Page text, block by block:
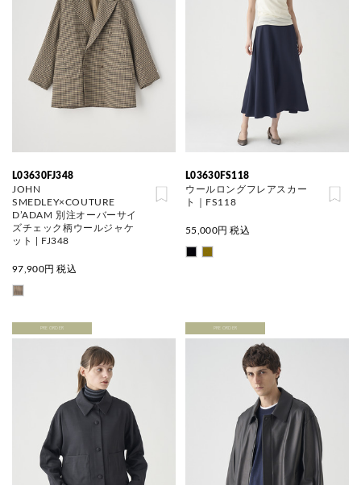
L03630FJ348
JOHN
SMEDLEY×COUTURE
D’ADAM 別注オーバーサイ
ズチェック柄ウールジャケ
ット | FJ348
97,900円 税込
L03630FS118
ウールロングフレアスカー
ト｜FS118
55,000円 税込
PRE ORDER PRE ORDER